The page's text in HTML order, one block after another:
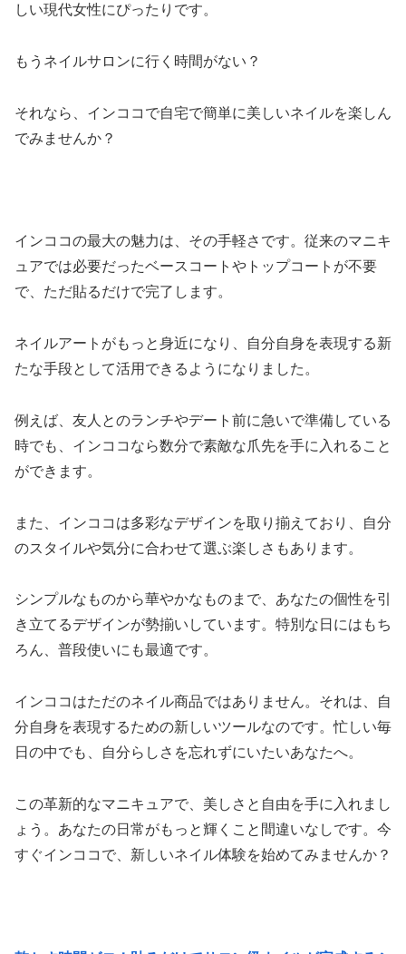
しい現代女性にぴったりです。
もうネイルサロンに行く時間がない？
それなら、インココで自宅で簡単に美しいネイルを楽しん
でみませんか？
インココの最大の魅力は、その手軽さです。従来のマニキ
ュアでは必要だったベースコートやトップコートが不要
で、ただ貼るだけで完了します。
ネイルアートがもっと身近になり、自分自身を表現する新
たな手段として活用できるようになりました。
例えば、友人とのランチやデート前に急いで準備している
時でも、インココなら数分で素敵な爪先を手に入れること
ができます。
また、インココは多彩なデザインを取り揃えており、自分
のスタイルや気分に合わせて選ぶ楽しさもあります。
シンプルなものから華やかなものまで、あなたの個性を引
き立てるデザインが勢揃いしています。特別な日にはもち
ろん、普段使いにも最適です。
インココはただのネイル商品ではありません。それは、自
分自身を表現するための新しいツールなのです。忙しい毎
日の中でも、自分らしさを忘れずにいたいあなたへ。
この革新的なマニキュアで、美しさと自由を手に入れまし
ょう。あなたの日常がもっと輝くこと間違いなしです。今
すぐインココで、新しいネイル体験を始めてみませんか？